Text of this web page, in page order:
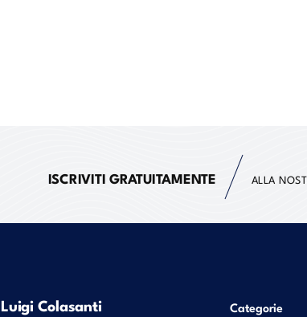
ISCRIVITI GRATUITAMENTE ALLA
Luigi Colasanti Categorie